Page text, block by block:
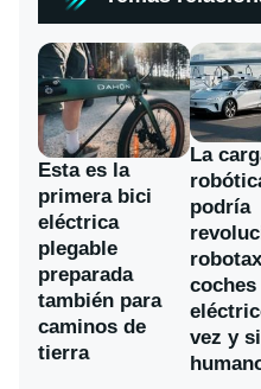
Esta es la
primera bici
eléctrica
plegable
preparada
también para
caminos de
tierra
La
podría
coches
vez y